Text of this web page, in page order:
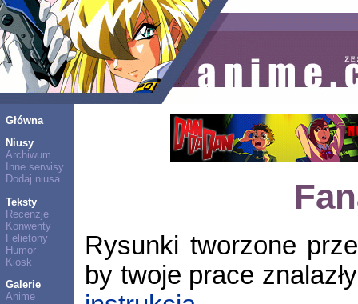
Główna
Niusy
Archiwum
Inne serwisy
Dodaj niusa
Teksty
Recenzje
Konwenty
Felietony
Humor
Kiosk
Galerie
Anime
Rysunki tworzone
by twoje prace